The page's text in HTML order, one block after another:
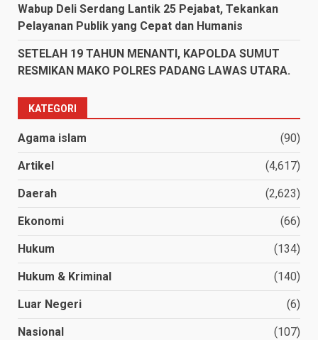
Wabup Deli Serdang Lantik 25 Pejabat, Tekankan
Pelayanan Publik yang Cepat dan Humanis
SETELAH 19 TAHUN MENANTI, KAPOLDA SUMUT
RESMIKAN MAKO POLRES PADANG LAWAS UTARA.
KATEGORI
Agama islam (90)
Artikel (4,617)
Daerah (2,623)
Ekonomi (66)
Hukum (134)
Hukum & Kriminal (140)
Luar Negeri (6)
Nasional (107)